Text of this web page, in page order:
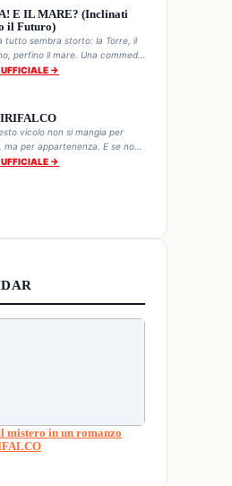
E IL MARE? (Inclinati
il Futuro)
tutto sembra storto: la Torre, il
perfino il mare. Una commedia
sul genio sbilenco di chi non
→
vicolo non si mangia per
ma per appartenenza. E se non
la Bestia a tre occhi ti trova.
→
mistero in un romanzo